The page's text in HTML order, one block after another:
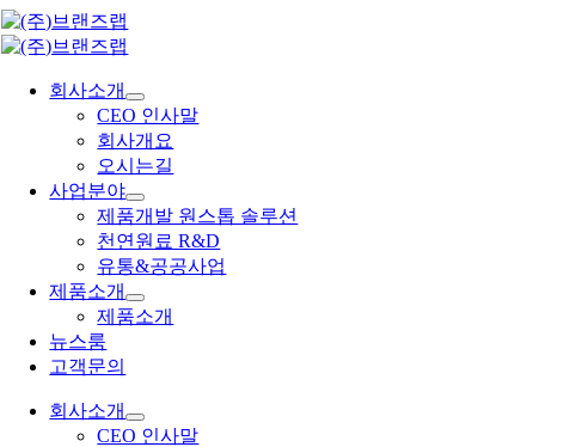
콘
텐
회사소개
CEO 인사말
회사개요
오시는길
사업분야
제품개발 원스톱 솔루션
천연원료 R&D
유통&공공사업
제품소개
제품소개
뉴스룸
고객문의
회사소개
CEO 인사말